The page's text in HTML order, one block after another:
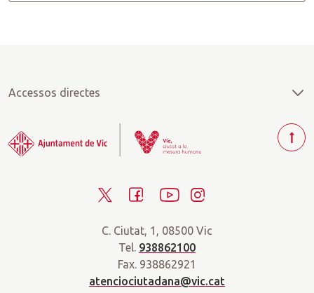
Accessos directes
i
t
t
c
e
b
Y
u
t
u
s
a
C. Ciutat, 1, 08500 Vic
Tel. 938862100
Fax. 938862921
atenciociutadana@vic.cat
T